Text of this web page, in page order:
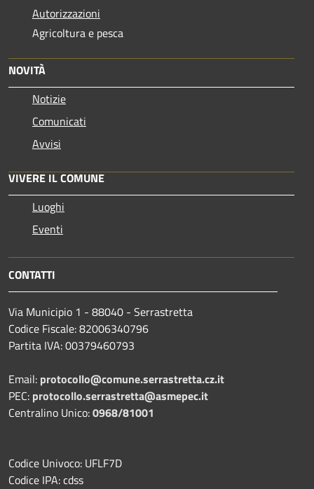
Autorizzazioni
Agricoltura e pesca
NOVITÀ
Notizie
Comunicati
Avvisi
VIVERE IL COMUNE
Luoghi
Eventi
CONTATTI
Via Municipio 1 - 88040 - Serrastretta
Codice Fiscale: 82006340796
Partita IVA: 00379460793
Email: protocollo@comune.serrastretta.cz.it
PEC: protocollo.serrastretta@asmepec.it
Centralino Unico:0968/81001
Codice Univoco: UFLF7D
Codice IPA: cdss